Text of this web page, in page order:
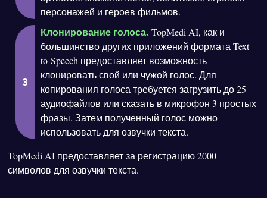
персонажей и героев фильмов.
Клонирование голоса. TopMedi AI, как и
большинство других приложений формата Text-
to-Speech предоставляет возможность
клонировать свой или чужой голос. Для
копирования голоса требуется загрузить до 25
аудиофайлов или сказать в микрофон 3 простых
фразы. Затем полученный голос можно
использовать для озвучки текста.
TopMedi AI предоставляет за регистрацию 2000
символов для озвучки текста.